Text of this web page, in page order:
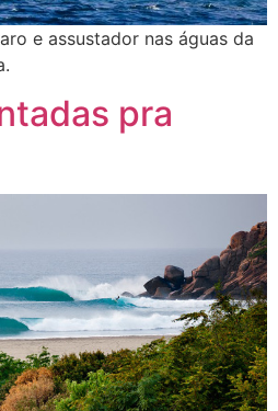
e assustador nas águas da
pra